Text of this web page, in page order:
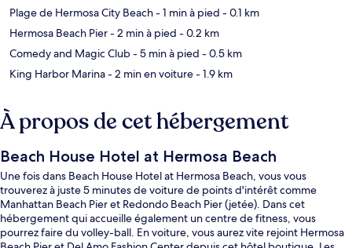
Plage de Hermosa City Beach- 1 min à pied - 0.1 km
Hermosa Beach Pier- 2 min à pied - 0.2 km
Comedy and Magic Club- 5 min à pied - 0.5 km
King Harbor Marina- 2 min en voiture- 1.9 km
À propos de cet hébergement
Beach House Hotel at Hermosa Beach
Une fois dans Beach House Hotel at Hermosa Beach, vous vous
trouverez à juste 5 minutes de voiture de points d'intérêt comme
Manhattan Beach Pier et Redondo Beach Pier (jetée). Dans cet
hébergement qui accueille également un centre de fitness, vous
pourrez faire du volley-ball. En voiture, vous aurez vite rejoint Hermosa